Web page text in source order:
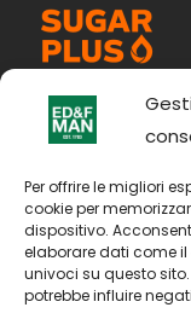
Per offrire le migliori
cookie per
dispositivo.
elaborare dati come
univoci su questo
potrebbe influire